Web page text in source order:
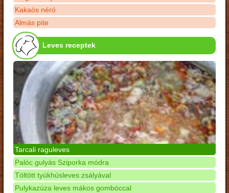
Kakaós néró
Almás pite
Leves receptek
Tarcali raguleves
Palóc gulyás Sziporka módra
Töltött tyúkhúsleves zsályával
Pulykazúza leves mákos gombóccal